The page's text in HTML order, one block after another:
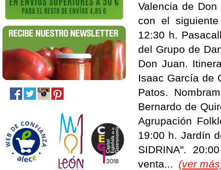
Valencia de
con el
12:30 h.
del Grupo de
Don Juan.
Isaac García de
Patos.
Bernardo de
Agrupación
19:00 h. Jardín
SIDRINA".
venta...
(ver